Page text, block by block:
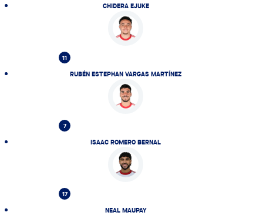
CHIDERA EJUKE
11
RUBÉN ESTEPHAN VARGAS MARTÍNEZ
7
ISAAC ROMERO BERNAL
17
NEAL MAUPAY